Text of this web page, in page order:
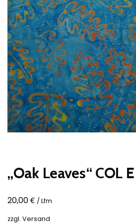
„Oak Leaves“ COL E
20,00€ / Lfm
zzgl. Versand